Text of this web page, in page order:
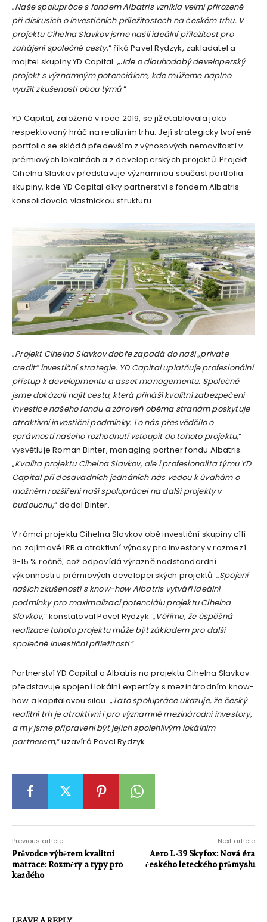
„Naše spolupráce s fondem Albatris vznikla velmi přirozeně
při diskusích o investičních příležitostech na českém trhu. V
projektu Cihelna Slavkov jsme našli ideální příležitost pro
zahájení společné cesty,“ říká Pavel Rydzyk, zakladatel a
majitel skupiny YD Capital. „Jde o dlouhodobý developerský
projekt s významným potenciálem, kde můžeme naplno
využít zkušenosti obou týmů.“
YD Capital, založená v roce 2019, se již etablovala jako
respektovaný hráč na realitním trhu. Její strategicky tvořené
portfolio se skládá především z výnosových nemovitostí v
prémiových lokalitách a z developerských projektů. Projekt
Cihelna Slavkov představuje významnou součást portfolia
skupiny, kde YD Capital díky partnerství s fondem Albatris
konsolidovala vlastnickou strukturu.
„Projekt Cihelna Slavkov dobře zapadá do naší „private
credit“ investiční strategie. YD Capital uplatňuje profesionální
přístup k developmentu a asset managementu. Společně
jsme dokázali najít cestu, která přináší kvalitní zabezpečení
investice našeho fondu a zároveň oběma stranám poskytuje
atraktivní investiční podmínky. To nás přesvědčilo o
správnosti našeho rozhodnutí vstoupit do tohoto projektu,“
vysvětluje Roman Binter, managing partner fondu Albatris.
„Kvalita projektu Cihelna Slavkov, ale i profesionalita týmu YD
Capital při dosavadních jednáních nás vedou k úvahám o
možném rozšíření naší spoluprácei na další projekty v
budoucnu,“ dodal Binter.
V rámci projektu Cihelna Slavkov obě investiční skupiny cílí
na zajímavé IRR a atraktivní výnosy pro investory v rozmezí
9-15 % ročně, což odpovídá výrazně nadstandardní
výkonnosti u prémiových developerských projektů. „Spojení
našich zkušeností s know-how Albatris vytváří ideální
podmínky pro maximalizaci potenciálu projektu Cihelna
Slavkov,“ konstatoval Pavel Rydzyk. „Věříme, že úspěšná
realizace tohoto projektu může být základem pro další
společné investiční příležitosti.“
Partnerství YD Capital a Albatris na projektu Cihelna Slavkov
představuje spojení lokální expertízy s mezinárodním know-
how a kapitálovou silou. „Tato spolupráce ukazuje, že český
realitní trh je atraktivní i pro významné mezinárodní investory,
a my jsme připraveni být jejich spolehlivým lokálním
partnerem,“ uzavírá Pavel Rydzyk.
Previous article
Průvodce výběrem kvalitní
matrace: Rozměry a typy pro
každého
Next article
Aero L-39 Skyfox: Nová éra
českého leteckého průmyslu
LEAVE A REPLY